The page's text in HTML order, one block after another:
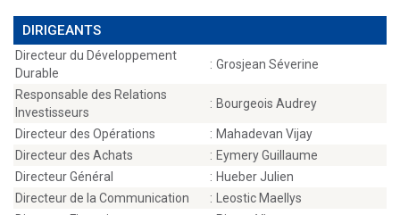
DIRIGEANTS
Directeur du Développement
Durable
: Grosjean Séverine
Responsable des Relations
Investisseurs
: Bourgeois Audrey
Directeur des Opérations : Mahadevan Vijay
Directeur des Achats
: Eymery Guillaume
Directeur Général
: Hueber Julien
Directeur de la Communication
:
Leostic Maellys